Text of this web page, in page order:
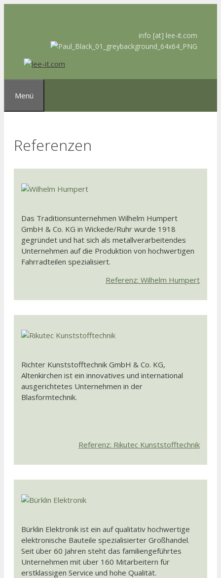
info [at] lee-it.com
Menü
Referenzen
Das Traditionsunternehmen Wilhelm Humpert
GmbH & Co. KG in Wickede/Ruhr wurde 1918
gegründet und hat sich als metallverarbeitendes
Unternehmen auf die Produktion von hochwertigen
Fahrradteilen spezialisiert.
Referenz: Wilhelm Humpert
Richter Kunststofftechnik GmbH & Co. KG,
Altenkirchen ist ein innovatives und international
ausgerichtetes Unternehmen in der
Blasformtechnik.
Referenz: Rikutec Kunststofftechnik
Bürklin Elektronik ist ein auf qualitativ hochwertige
elektronische Bauteile spezialisierter Großhandel.
Seit über 60 Jahren steht das familiengeführtes
Unternehmen mit über 160 Mitarbeitern für
erstklassigen Service und hohe Qualität.